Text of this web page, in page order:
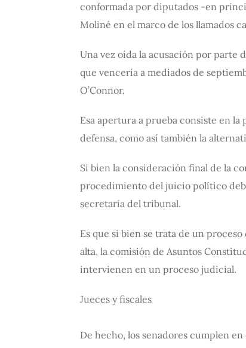
conformada por diputados -en
Moliné en el marco de los llamados
Una vez oída la acusación por parte
que vencería a mediados de
O’Connor.
Esa apertura a prueba consiste en
defensa, como así también la
Si bien la consideración final de la
procedimiento del juicio político
secretaría del tribunal.
Es que si bien se trata de un
alta, la comisión de Asuntos
intervienen en un proceso judicial.
Jueces y fiscales
De hecho, los senadores cumplen